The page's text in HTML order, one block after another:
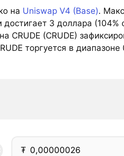
на Uniswap V4 (Base).
3 доллара
(CRUDE)
торгуется в
₮